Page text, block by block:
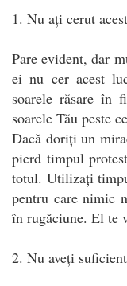
1. Nu ați cerut
Pare evident, dar
ei nu cer acest
soarele răsare în
soarele Tău peste
Dacă doriți un
pierd timpul
totul. Utilizați
pentru care nimic
în rugăciune. El te
2. Nu aveți